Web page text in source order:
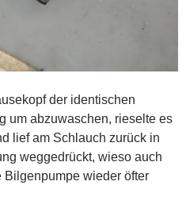
der identischen
um abzuwaschen, rieselte es
lief am Schlauch zurück in
weggedrückt, wieso auch
Bilgenpumpe wieder öfter